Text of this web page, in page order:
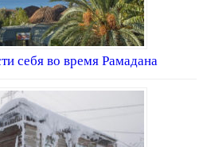
себя во время Рамадана